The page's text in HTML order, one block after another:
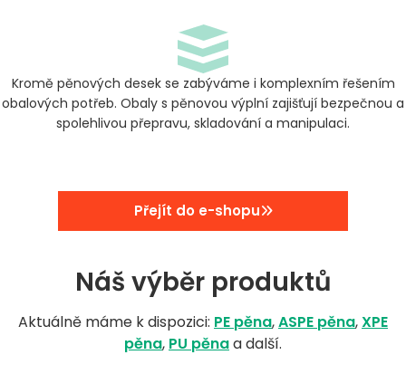
Kromě pěnových desek se zabýváme i komplexním řešením
obalových potřeb. Obaly s pěnovou výplní zajišťují bezpečnou a
spolehlivou přepravu, skladování a manipulaci.
Přejít do e-shopu
Náš výběr produktů
Aktuálně máme k dispozici: PE pěna,ASPE pěna,XPE
pěna, PU pěnaa další.